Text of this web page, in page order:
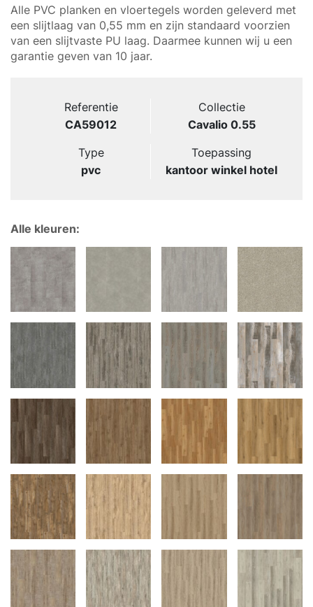
Alle PVC planken en vloertegels worden geleverd met
een slijtlaag van 0,55 mm en zijn standaard voorzien
van een slijtvaste PU laag. Daarmee kunnen wij u een
garantie geven van 10 jaar.
Referentie
CA59012
Collectie
Cavalio 0.55
Type
pvc
Toepassing
kantoor winkel hotel
Alle kleuren: